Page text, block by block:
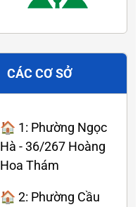
CÁC CƠ SỞ
🏠 1: Phường Ngọc
Hà - 36/267 Hoàng
Hoa Thám
🏠 2: Phường Cầu